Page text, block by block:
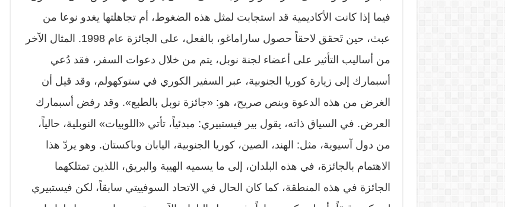
فيما إذا كانت الأكاديمية قد استجابت لمثل هذه الضغوط، أم تجاهلتها يغدو نوعا من
عبث، حين تَحقق لاحقاً حصول ساراماغو، بالفعل، على الجائزة عام 1998. المثال الآخر
من أساليب التأثير على أعضاء لجنة نوبل، يتم من خلال دعوات السفر، فقد دُعي
أسبمارك إلى زيارة كوريا الجنوبية، عبر السفير الكوري في ستوكهولم، وقد قيل أن
الغرض من هذه الدعوة وبنص صريح، هو: «جائزة نوبل بالطبع». وقد رفض أسبمارك
العرض. في السياق ذاته، يقول بير فيستبيري: مبدئياً، تأتي «اللوبيات» النوبلية، حالياً،
من دول آسيوية، مثل: الهند، الصين، كوريا الجنوبية، اليابان وباكستان. وهو يردّ هذا
الاهتمام بالجائزة، في هذه البلدان، إلى ما يسميه الهيبة والبريق، اللذين تمتلكهما
الجائزة في هذه المنطقة، كما كان الحال في الاتحاد السوفييتي سابقاً، لكن فيستبيري